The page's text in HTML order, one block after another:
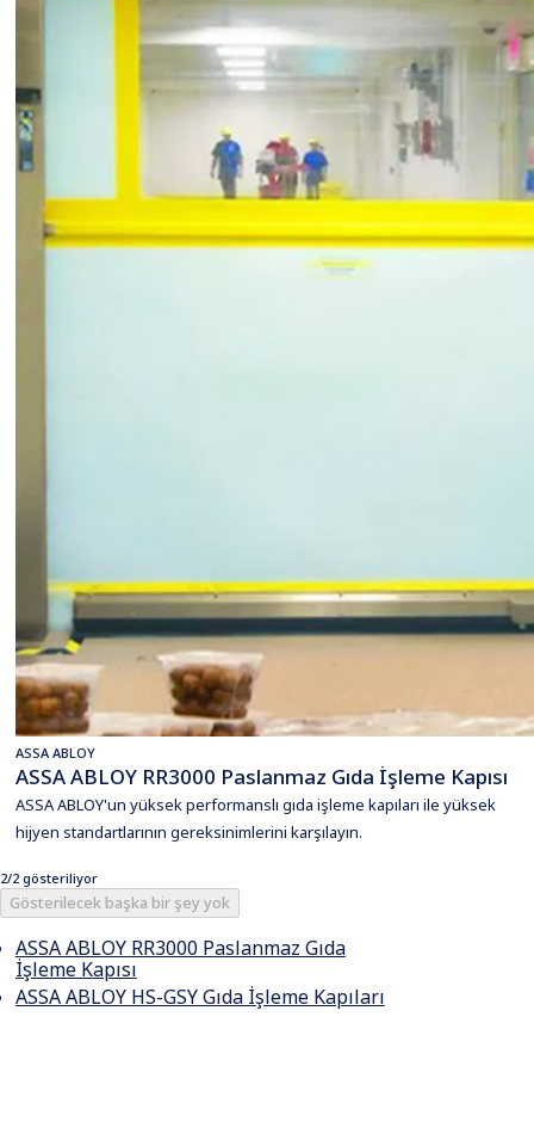
ASSA ABLOY
ASSA ABLOY RR3000 Paslanmaz Gıda İşleme Kapısı
ASSA ABLOY'un yüksek performanslı gıda işleme kapıları ile yüksek
hijyen standartlarının gereksinimlerini karşılayın.
2/2 gösteriliyor
Gösterilecek başka bir şey yok
ASSA ABLOY RR3000 Paslanmaz Gıda
İşleme Kapısı
ASSA ABLOY HS-GSY Gıda İşleme Kapıları